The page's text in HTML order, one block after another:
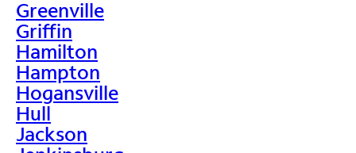
Greenville
Griffin
Hamilton
Hampton
Hogansville
Hull
Jackson